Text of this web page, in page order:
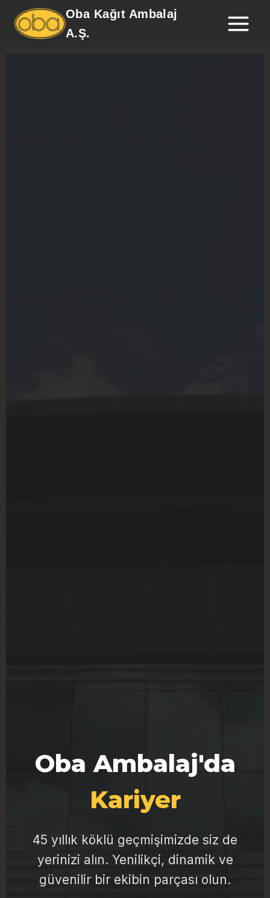
Oba Kağıt Ambalaj
A.Ş.
Oba Ambalaj'da
Kariyer
45 yıllık köklü geçmişimizde siz de
yerinizi alın. Yenilikçi, dinamik ve
güvenilir bir ekibin parçası olun.